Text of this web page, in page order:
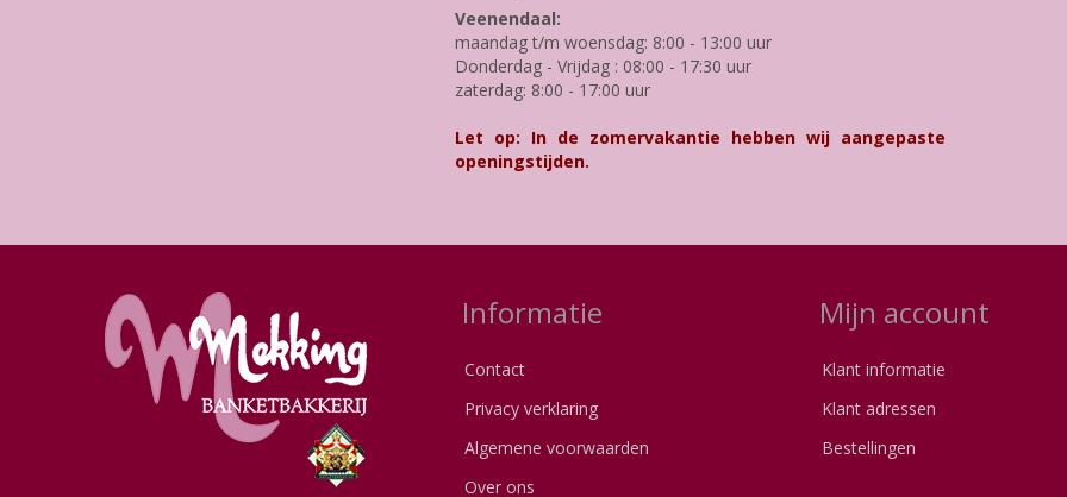
Veenendaal:
maandag t/m woensdag: 8:00 - 13:00 uur
Donderdag - Vrijdag : 08:00 - 17:30 uur
zaterdag: 8:00 - 17:00 uur
Let op: In de zomervakantie hebben wij aangepaste
openingstijden.
Informatie
Contact
Privacy verklaring
Algemene voorwaarden
Over ons
Mijn account
Klant informatie
Klant adressen
Bestellingen